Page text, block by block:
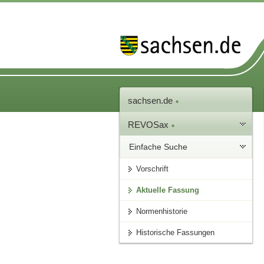
sachsen.de
REVOSax
Einfache Suche
Vorschrift
Aktuelle Fassung
Normenhistorie
Historische Fassungen